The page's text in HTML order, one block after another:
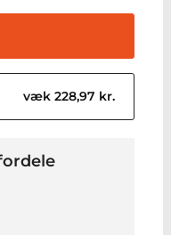
væk 228,97 kr.